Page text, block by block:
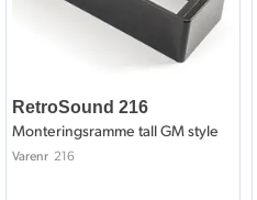
RetroSound 216
Monteringsramme tall GM style
Varenr 216